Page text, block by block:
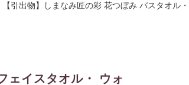
【引出物】しまなみ匠の彩 花つぼみ バスタオル
ェイスタオル・ ウォ